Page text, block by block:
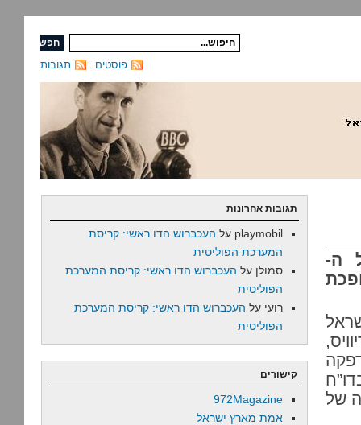
תגובות פוסטים
ה-
של
תגובות אחרונות
playmobil על העכברוש הדו ראשי: קריסת
המערכת הפוליטית
סמולן על העכברוש הדו ראשי: קריסת המערכת
הפוליטית
רועי על העכברוש הדו ראשי: קריסת המערכת
הפוליטית
קישורים
972Magazine
אמת מארץ ישראל